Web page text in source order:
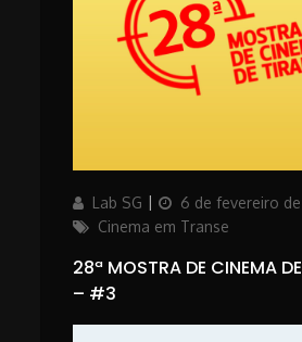
AuthorLab SG
Updated
on
6 de fevereiro
Cinema em Transe
28ª MOSTRA DE CINEMA
– #3